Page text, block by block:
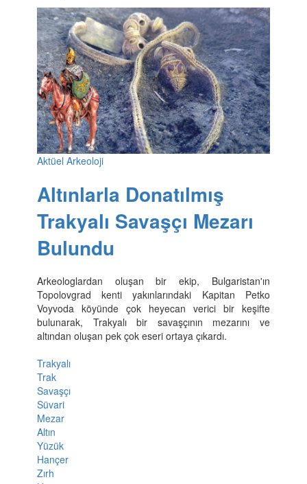
Aktüel Arkeoloji
Altınlarla Donatılmış
Trakyalı Savaşçı Mezarı
Bulundu
Arkeologlardan oluşan bir ekip, Bulgaristan'ın
Topolovgrad kenti yakınlarındaki Kapitan Petko
Voyvoda köyünde çok heyecan verici bir keşifte
bulunarak, Trakyalı bir savaşçının mezarını ve
altından oluşan pek çok eseri ortaya çıkardı.
Trakyalı
Trak
Savaşçı
Süvari
Mezar
Altın
Yüzük
Hançer
Zırh